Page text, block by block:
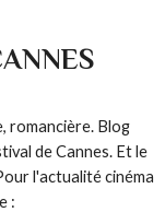
romancière. Blog
de Cannes. Et le
l'actualité cinéma
: